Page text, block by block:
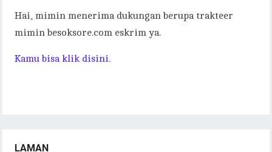
Hai, mimin menerima dukungan berupa trakteer
mimin besoksore.com eskrim ya.
Kamu bisa klik disini.
LAMAN